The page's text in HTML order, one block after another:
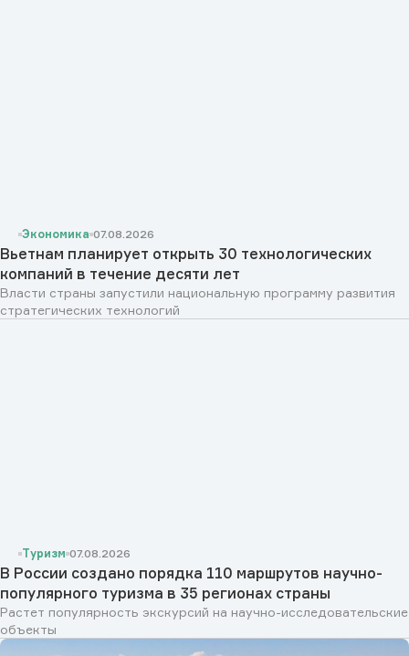
Экономика 07.08.2026
Вьетнам планирует открыть 30 технологических
компаний в течение десяти лет
Власти страны запустили национальную программу развития
стратегических технологий
Туризм 07.08.2026
В России создано порядка 110 маршрутов научно-
популярного туризма в 35 регионах страны
Растет популярность экскурсий на научно-исследовательские
объекты